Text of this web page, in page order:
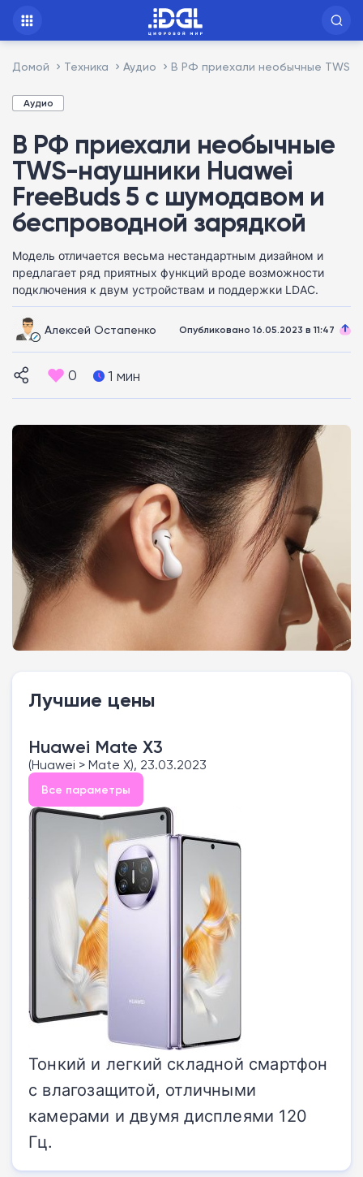
Домой Техника Аудио В РФ приехали необычные TWS-
Аудио
В РФ приехали необычные
TWS-наушники Huawei
FreeBuds 5 с шумодавом и
беспроводной зарядкой
Модель отличается весьма нестандартным дизайном и
предлагает ряд приятных функций вроде возможности
подключения к двум устройствам и поддержки LDAC.
Алексей Остапенко Опубликовано 16.05.2023 в 11:47
0 1 мин
Лучшие цены
Huawei Mate X3
(Huawei > Mate X), 23.03.2023
Все параметры
Тонкий и легкий складной смартфон
с влагозащитой, отличными
камерами и двумя дисплеями 120
Гц.